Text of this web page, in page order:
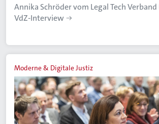
Annika Schröder vom Legal Tech
VdZ-Interview
Moderne & Digitale Justiz